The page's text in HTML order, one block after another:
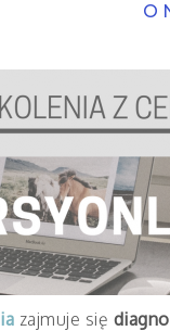
O
zajmuje się